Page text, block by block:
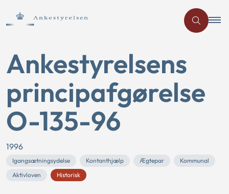
Ankestyrelsens
principafgørelse
O-135-96
1996
Igangsætningsydelse Kontanthjælp Ægtepar
Kommunal
Aktivloven
Historisk